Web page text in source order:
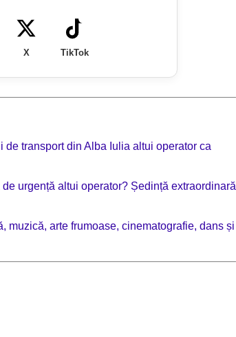
X TikTok
transport din Alba Iulia altui operator ca
urgență altui operator? Ședință extraordinară
arte frumoase, cinematografie, dans și